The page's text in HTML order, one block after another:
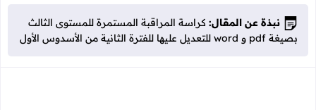
نبذة عن المقال: كراسة المراقبة المستمرة للمستوى الثالث
بصيغة pdf و word للتعديل عليها للفترة الثانية من الأسدوس الأول